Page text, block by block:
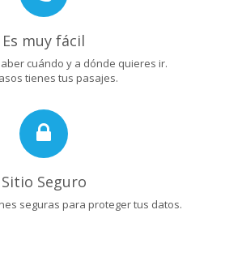
Es muy fácil
cuándo y a dónde quieres ir.
tienes tus pasajes.
Sitio Seguro
seguras para proteger tus datos.